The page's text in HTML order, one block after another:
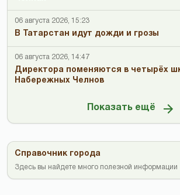
06 августа 2026, 15:23
В Татарстан идут дожди и грозы
06 августа 2026, 14:47
Директора поменяются в четырёх
Набережных Челнов
Показать ещё
Справочник города
Здесь вы найдете много полезной информации